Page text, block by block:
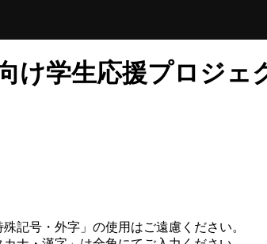
け学生応援プロジ
記号・外字」の使用はご遠慮ください。